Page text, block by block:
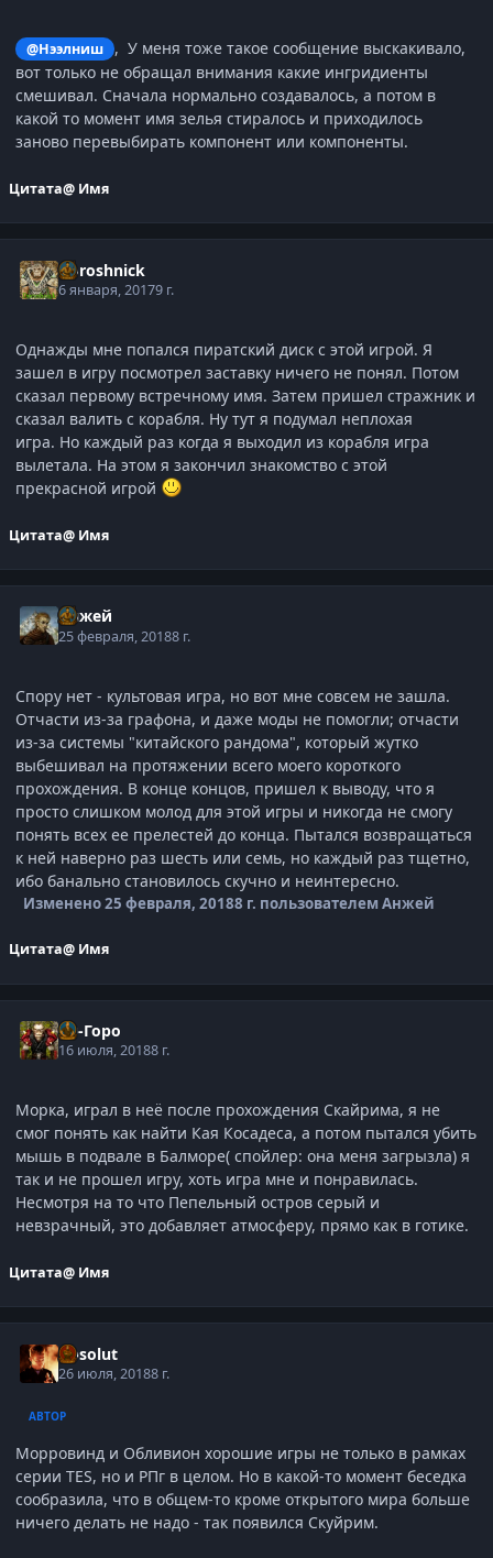
@Нээлниш
, У меня тоже такое сообщение выскакивало,
вот только не обращал внимания какие ингридиенты
смешивал. Сначала нормально создавалось, а потом в
какой то момент имя зелья стиралось и приходилось
заново перевыбирать компонент или компоненты.
Цитата@ Имя
Doroshnick
6 января, 20179 г.
Однажды мне попался пиратский диск с этой игрой. Я
зашел в игру посмотрел заставку ничего не понял. Потом
сказал первому встречному имя. Затем пришел стражник и
сказал валить с корабля. Ну тут я подумал неплохая
игра. Но каждый раз когда я выходил из корабля игра
вылетала. На этом я закончил знакомство с этой
прекрасной игрой
Цитата@ Имя
Анжей
25 февраля, 20188 г.
Спору нет - культовая игра, но вот мне совсем не зашла.
Отчасти из-за графона, и даже моды не помогли; отчасти
из-за системы "китайского рандома", который жутко
выбешивал на протяжении всего моего короткого
прохождения. В конце концов, пришел к выводу, что я
просто слишком молод для этой игры и никогда не смогу
понять всех ее прелестей до конца. Пытался возвращаться
к ней наверно раз шесть или семь, но каждый раз тщетно,
ибо банально становилось скучно и неинтересно.
Изменено25 февраля, 20188 г. пользователем Анжей
Цитата@ Имя
Ун-Горо
16 июля, 20188 г.
Морка, играл в неё после прохождения Скайрима, я не
смог понять как найти Кая Косадеса, а потом пытался убить
мышь в подвале в Балморе( спойлер: она меня загрызла) я
так и не прошел игру, хоть игра мне и понравилась.
Несмотря на то что Пепельный остров серый и
невзрачный, это добавляет атмосферу, прямо как в готике.
Цитата@ Имя
Absolut
26 июля, 20188 г.
АВТОР
Морровинд и Обливион хорошие игры не только в рамках
серии TES, но и РПг в целом. Но в какой-то момент беседка
сообразила, что в общем-то кроме открытого мира больше
ничего делать не надо - так появился Скуйрим.